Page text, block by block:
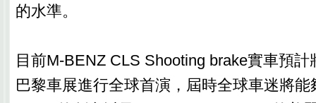
的水準。
目前M-BENZ CLS Shooting brake實車預
巴黎車展進行全球首演，屆時全球車迷將